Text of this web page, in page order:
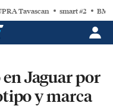
Tavascan smart #2
Jaguar por
y marca